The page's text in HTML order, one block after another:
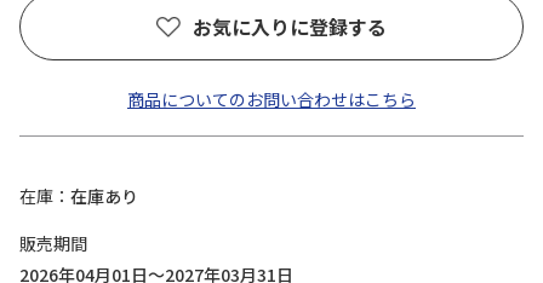
お気に入りに登録する
商品についてのお問い合わせはこちら
在庫
在庫あり
販売期間
2026年04月01日～2027年03月31日